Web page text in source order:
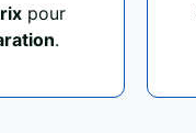
pour
.